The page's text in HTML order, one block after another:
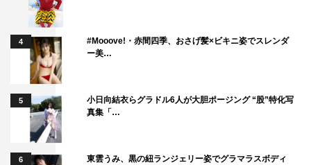
4
#Mooove!・赤間四季、おさげ髪×ビキニ姿でスレンダ
ー美…
5
小日向結衣らグラドル6人が大胆ポージング “股”特化写
真集「…
6
東雲うみ、黒の紐ランジェリー姿でグラマラスボディ